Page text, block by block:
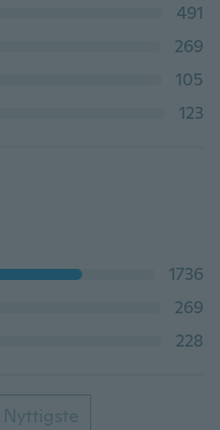
491
269
105
123
1736
269
228
Nyttigste